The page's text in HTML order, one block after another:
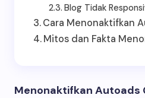
Blog Tidak
Cara Menonaktifkan
Mitos dan Fakta
Menonaktifkan Autoads